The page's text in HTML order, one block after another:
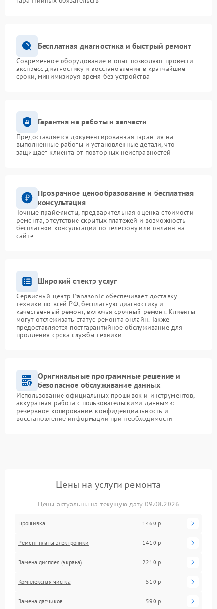
Бесплатная диагностика и быстрый ремонт
Современное оборудование и опыт позволяют провести
экспресс-диагностику и восстановление в кратчайшие
сроки, минимизируя время без устройства
Гарантия на работы и запчасти
Предоставляется документированная гарантия на
выполненные работы и установленные детали, что
защищает клиента от повторных неисправностей
Прозрачное ценообразование и бесплатная
консультация
Точные прайс-листы, предварительная оценка стоимости
ремонта, отсутствие скрытых платежей и возможность
бесплатной консультации по телефону или онлайн на
сайте
Широкий спектр услуг
Сервисный центр Panasonic обеспечивает доставку
техники по всей РФ, бесплатную диагностику и
качественный ремонт, включая срочный ремонт. Клиенты
могут отслеживать статус ремонта онлайн. Также
предоставляется постгарантийное обслуживание для
продления срока службы техники
Оригинальные программные решение и
безопасное обслуживание данных
Использование официальных прошивок и инструментов,
аккуратная работа с пользовательскими данными:
резервное копирование, конфиденциальность и
восстановление информации при необходимости
Цены на услуги ремонта
Цены актуальны на текущую дату 09.08.2026
Прошивка 1460 р
Ремонт платы электроники 1410 р
Замена дисплея (экрана) 2210 р
Комплексная чистка 510 р
Замена датчиков 590 р